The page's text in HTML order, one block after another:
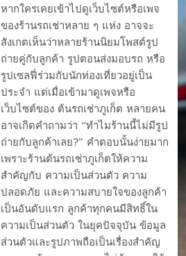
หากใครเคยเข้าไปดูเว็บไซต์หรือเพจ
ของร้านรถเช่าหลาย ๆ แห่ง อาจจะ
สังเกตเห็นว่าหลายร้านนิยมโพสต์รูป
ถ่ายคู่กับลูกค้า รูปตอนส่งมอบรถ หรือ
รูปเซลฟี่ร่วมกับนักท่องเที่ยวอยู่เป็น
ประจำ แต่เมื่อเข้ามาดูเพจหรือ
เว็บไซต์ของ ต้นรถเช่าภูเก็ต หลายคน
อาจเกิดคำถามว่า “ทำไมร้านนี้ไม่มีรูป
ถ่ายกับลูกค้าเลย?” คำตอบนั้นง่ายมาก
เพราะร้านต้นรถเช่าภูเก็ตให้ความ
สำคัญกับ ความเป็นส่วนตัว ความ
ปลอดภัย และความสบายใจของลูกค้า
เป็นอันดับแรก ลูกค้าทุกคนมีสิทธิ์ใน
ความเป็นส่วนตัว ในยุคปัจจุบัน ข้อมูล
ส่วนตัวและรูปภาพถือเป็นเรื่องสำคัญ